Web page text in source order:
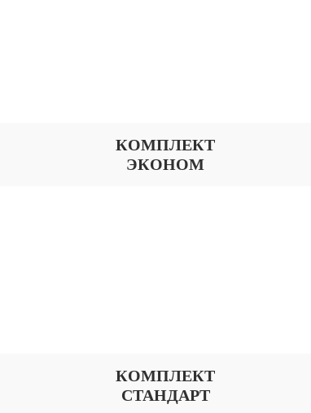
КОМПЛЕКТ
ЭКОНОМ
КОМПЛЕКТ
СТАНДАРТ